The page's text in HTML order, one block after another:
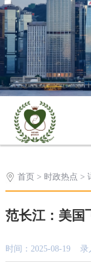
首页 > 时政热点 >
范长江：美国
时间：2025-08-19 录